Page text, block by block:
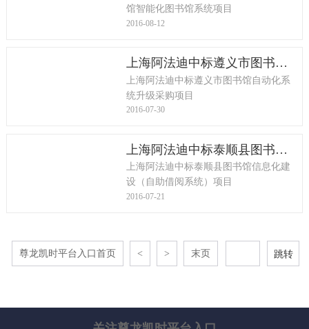
馆智能化图书馆系统项目
2016-08-12
上海阿法迪中标遵义市图书馆自动化系统升级采购项目
上海阿法迪中标遵义市图书馆自动化系
统升级采购项目
2016-07-30
上海阿法迪中标泰顺县图书馆信息化建设（自助借阅系统）项目
上海阿法迪中标泰顺县图书馆信息化建
设（自助借阅系统）项目
2016-07-21
尊龙凯时平台入口首页 < > 末页